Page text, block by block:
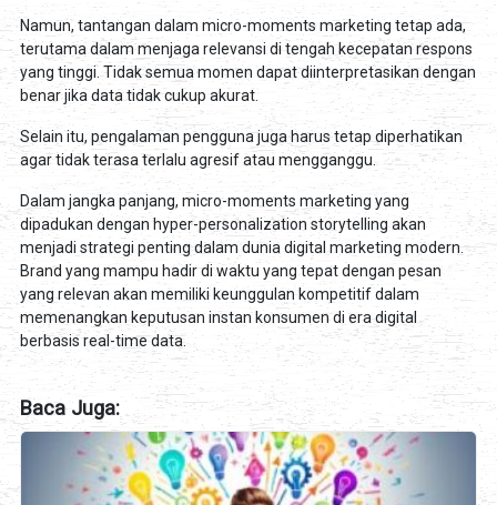
Namun, tantangan dalam micro-moments marketing tetap ada,
terutama dalam menjaga relevansi di tengah kecepatan respons
yang tinggi. Tidak semua momen dapat diinterpretasikan dengan
benar jika data tidak cukup akurat.
Selain itu, pengalaman pengguna juga harus tetap diperhatikan
agar tidak terasa terlalu agresif atau mengganggu.
Dalam jangka panjang, micro-moments marketing yang
dipadukan dengan hyper-personalization storytelling akan
menjadi strategi penting dalam dunia digital marketing modern.
Brand yang mampu hadir di waktu yang tepat dengan pesan
yang relevan akan memiliki keunggulan kompetitif dalam
memenangkan keputusan instan konsumen di era digital
berbasis real-time data.
Baca Juga: